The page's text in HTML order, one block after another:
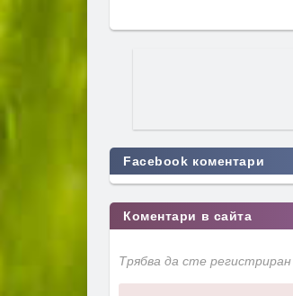
Facebook коментари
Коментари в сайта
Трябва да сте